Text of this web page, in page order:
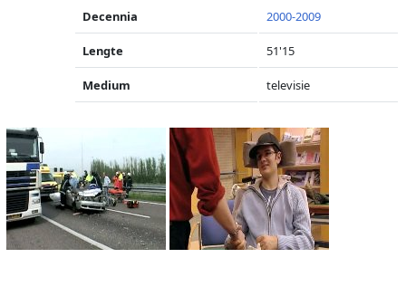
Decennia 2000-2009
Lengte 51'15
Medium televisie